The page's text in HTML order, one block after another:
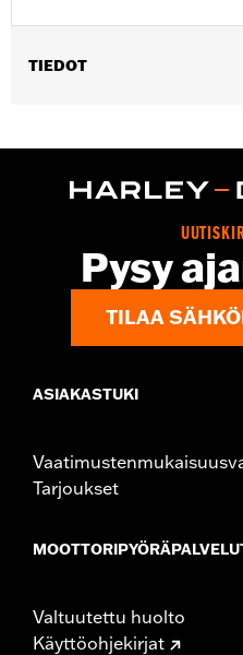
TIEDOT
WARRANTY:2 year limited
Imported
Pysy
TILAA
ASIAKASTUKI
Tarjoukset
Valtuutettu huolto
Käyttöohjekirjat